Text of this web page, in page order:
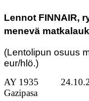
Lennot FINNAIR,
menevä
(Lentolipun osuus
eur/hlö.)
AY 1935
Gazipasa